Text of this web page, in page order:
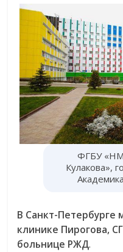
ФГБУ
Кулакова»,
В Санкт-Петербурге
клинике Пирогова,
больнице РЖД.